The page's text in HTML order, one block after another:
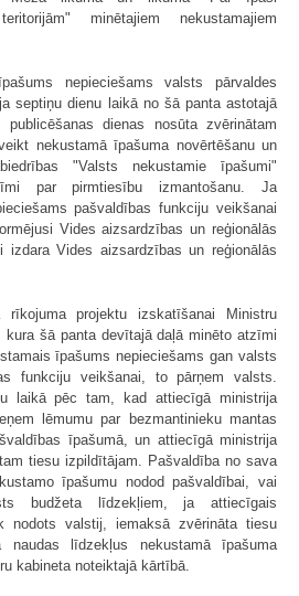
minētajiem nekustamajiem
nepieciešams valsts pārvaldes
septiņu dienu laikā no šā panta astotajā
dienas nosūta zvērinātam
nekustamā īpašuma novērtēšanu un
"Valsts nekustamie īpašumi"
par pirmtiesību izmantošanu. Ja
pašvaldības funkciju veikšanai
Vides aizsardzības un reģionālās
Vides aizsardzības un reģionālās
rīkojuma projektu izskatīšanai Ministru
šā panta devītajā daļā minēto atzīmi
īpašums nepieciešams gan valsts
funkciju veikšanai, to pārņem valsts.
laikā pēc tam, kad attiecīgā ministrija
lēmumu par bezmantinieku mantas
īpašumā, un attiecīgā ministrija
tiesu izpildītājam. Pašvaldība no sava
īpašumu nodod pašvaldībai, vai
budžeta līdzekļiem, ja attiecīgais
nodots valstij, iemaksā zvērināta tiesu
naudas līdzekļus nekustamā īpašuma
kabineta noteiktajā kārtībā.